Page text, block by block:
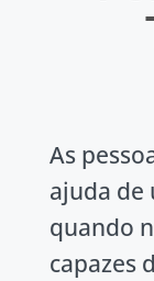
As
ajuda de
quando
capazes